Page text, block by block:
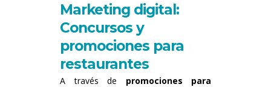
Marketing digital:
Concursos y
promociones para
restaurantes
A través de promociones para